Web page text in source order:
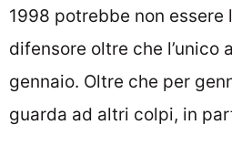
1998 potrebbe non essere
difensore oltre che l’unico
gennaio. Oltre che per
guarda ad altri colpi, in